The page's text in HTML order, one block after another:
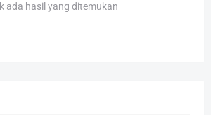
ada hasil yang ditemukan